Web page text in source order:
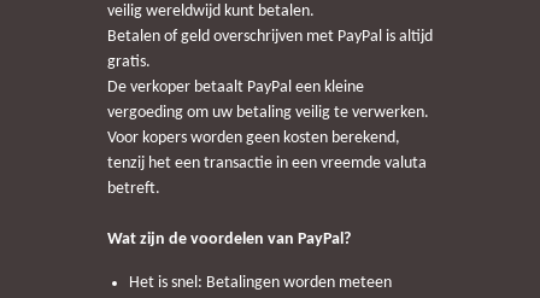
veilig wereldwijd kunt betalen.
Betalen of geld overschrijven met PayPal is altijd
gratis.
De verkoper betaalt PayPal een kleine
vergoeding om uw betaling veilig te verwerken.
Voor kopers worden geen kosten berekend,
tenzij het een transactie in een vreemde valuta
betreft.
Wat zijn de voordelen van PayPal?
Het is snel: Betalingen worden meteen